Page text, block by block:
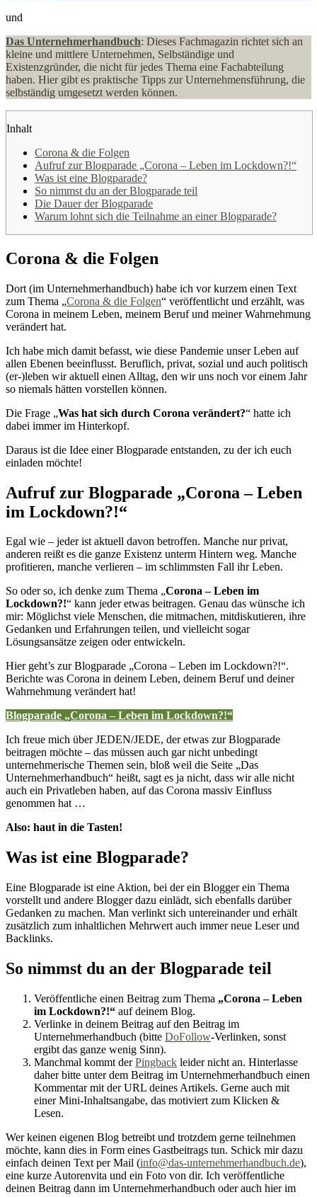
und
Das Unternehmerhandbuch: Dieses Fachmagazin richtet sich an
kleine und mittlere Unternehmen, Selbständige und
Existenzgründer, die nicht für jedes Thema eine Fachabteilung
haben. Hier gibt es praktische Tipps zur Unternehmensführung, die
selbständig umgesetzt werden können.
Inhalt
Corona & die Folgen
Aufruf zur Blogparade „Corona – Leben im Lockdown?!“
Was ist eine Blogparade?
So nimmst du an der Blogparade teil
Die Dauer der Blogparade
Warum lohnt sich die Teilnahme an einer Blogparade?
Corona & die Folgen
Dort (im Unternehmerhandbuch) habe ich vor kurzem einen Text
zum Thema „Corona & die Folgen“ veröffentlicht und erzählt, was
Corona in meinem Leben, meinem Beruf und meiner Wahrnehmung
verändert hat.
Ich habe mich damit befasst, wie diese Pandemie unser Leben auf
allen Ebenen beeinflusst. Beruflich, privat, sozial und auch politisch
(er-)leben wir aktuell einen Alltag, den wir uns noch vor einem Jahr
so niemals hätten vorstellen können.
Die Frage „Was hat sich durch Corona verändert?“ hatte ich
dabei immer im Hinterkopf.
Daraus ist die Idee einer Blogparade entstanden, zu der ich euch
einladen möchte!
Aufruf zur Blogparade „Corona – Leben
im Lockdown?!“
Egal wie – jeder ist aktuell davon betroffen. Manche nur privat,
anderen reißt es die ganze Existenz unterm Hintern weg. Manche
profitieren, manche verlieren – im schlimmsten Fall ihr Leben.
So oder so, ich denke zum Thema „Corona – Leben im
Lockdown?!“ kann jeder etwas beitragen. Genau das wünsche ich
mir: Möglichst viele Menschen, die mitmachen, mitdiskutieren, ihre
Gedanken und Erfahrungen teilen, und vielleicht sogar
Lösungsansätze zeigen oder entwickeln.
Hier geht’s zur Blogparade „Corona – Leben im Lockdown?!“.
Berichte was Corona in deinem Leben, deinem Beruf und deiner
Wahrnehmung verändert hat!
Blogparade „Corona – Leben im Lockdown?!“
Ich freue mich über JEDEN/JEDE, der etwas zur Blogparade
beitragen möchte – das müssen auch gar nicht unbedingt
unternehmerische Themen sein, bloß weil die Seite „Das
Unternehmerhandbuch“ heißt, sagt es ja nicht, dass wir alle nicht
auch ein Privatleben haben, auf das Corona massiv Einfluss
genommen hat …
Also: haut in die Tasten!
Was ist eine Blogparade?
Eine Blogparade ist eine Aktion, bei der ein Blogger ein Thema
vorstellt und andere Blogger dazu einlädt, sich ebenfalls darüber
Gedanken zu machen. Man verlinkt sich untereinander und erhält
zusätzlich zum inhaltlichen Mehrwert auch immer neue Leser und
Backlinks.
So nimmst du an der Blogparade teil
Veröffentliche einen Beitrag zum Thema „Corona – Leben
im Lockdown?!“ auf deinem Blog.
Verlinke in deinem Beitrag auf den Beitrag im
Unternehmerhandbuch (bitte DoFollow-Verlinken, sonst
ergibt das ganze wenig Sinn).
Manchmal kommt derPingback leider nicht an. Hinterlasse
daher bitte unter dem Beitrag im Unternehmerhandbuch einen
Kommentar mit der URL deines Artikels. Gerne auch mit
einer Mini-Inhaltsangabe, das motiviert zum Klicken &
Lesen.
Wer keinen eigenen Blog betreibt und trotzdem gerne teilnehmen
möchte, kann dies in Form eines Gastbeitrags tun. Schick mir dazu
einfach deinen Text per Mail (info@das-unternehmerhandbuch.de),
eine kurze Autorenvita und ein Foto von dir. Ich veröffentliche
deinen Beitrag dann im Unternehmerhandbuch oder auch hier im